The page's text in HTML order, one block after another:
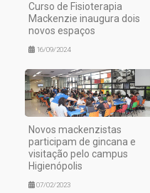
Curso de Fisioterapia
Mackenzie inaugura dois
novos espaços
16/09/2024
Novos mackenzistas
participam de gincana e
visitação pelo campus
Higienópolis
07/02/2023